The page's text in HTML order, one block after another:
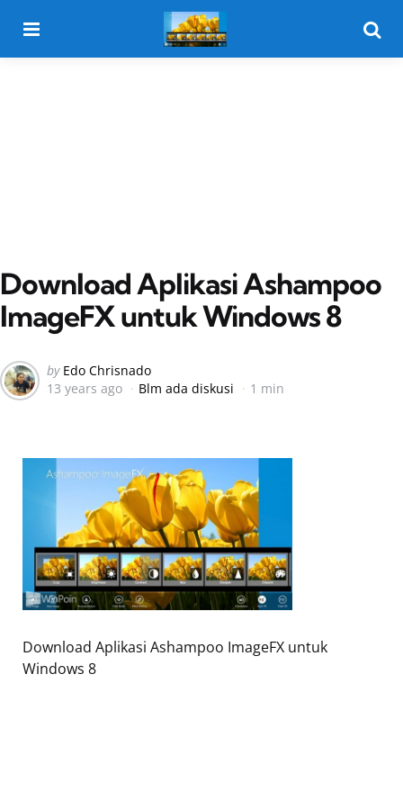
Download Aplikasi Ashampoo
ImageFX untuk Windows 8
Posted
by
by Edo Chrisnado
13 years ago
Blm ada diskusi 1 min
Download Aplikasi Ashampoo ImageFX untuk
Windows 8